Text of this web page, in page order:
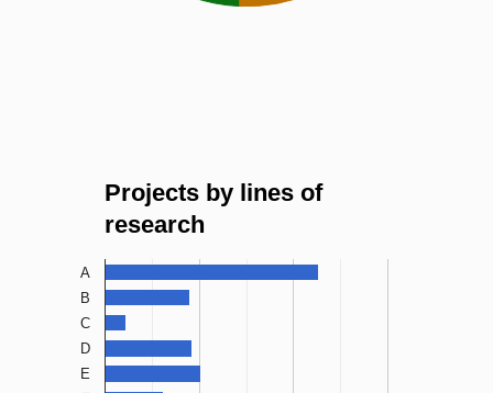
Projects by lines of
research
A
B
C
D
E